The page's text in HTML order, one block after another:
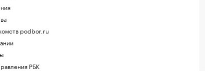
podbor.ru
РБК